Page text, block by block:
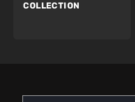
COLLECTION